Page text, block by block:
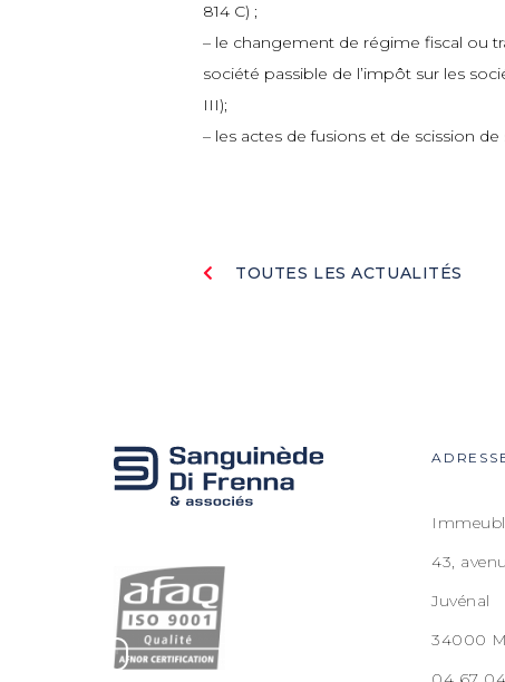
814 C) ;
– le changement de régime fiscal ou
société passible de l’impôt sur les
III);
– les actes de fusions et de scission de
TOUTES LES ACTUALITÉS
43,
Juvénal
34000